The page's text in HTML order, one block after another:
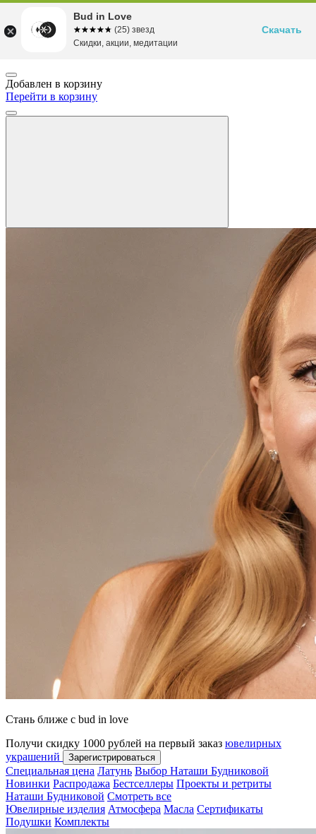
Добавлен в корзину
Перейти в корзину
Стань ближе с bud in love
Получи скидку 1000 рублей на первый заказ ювелирных
украшений
Зарегистрироваться
Специальная цена Латунь Выбор Наташи Будниковой
Новинки Распродажа Бестселлеры Проекты и ретриты
Наташи Будниковой Смотреть все
Ювелирные изделия Атмосфера Масла Сертификаты
Подушки Комплекты
Bud in Love
☆☆☆☆☆
★★★★★ (25) звезд
Скидки, акции, медитации
Скачать